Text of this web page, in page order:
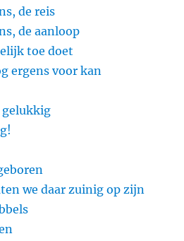
de reis
de aanloop
toe doet
ergens voor kan
gelukkig
we daar zuinig op zijn